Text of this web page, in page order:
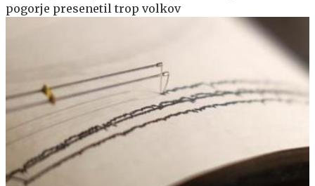
pogorje presenetil trop volkov